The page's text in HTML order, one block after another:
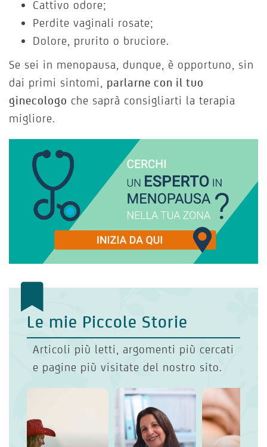
Cattivo odore;
Perdite vaginali rosate;
Dolore, prurito o bruciore.
Se sei in menopausa, dunque, è opportuno, sin
dai primi sintomi, parlarne con il tuo
ginecologo che saprà consigliarti la terapia
migliore.
Le mie Piccole Storie
Articoli più letti, argomenti più cercati
e pagine più visitate del nostro sito.